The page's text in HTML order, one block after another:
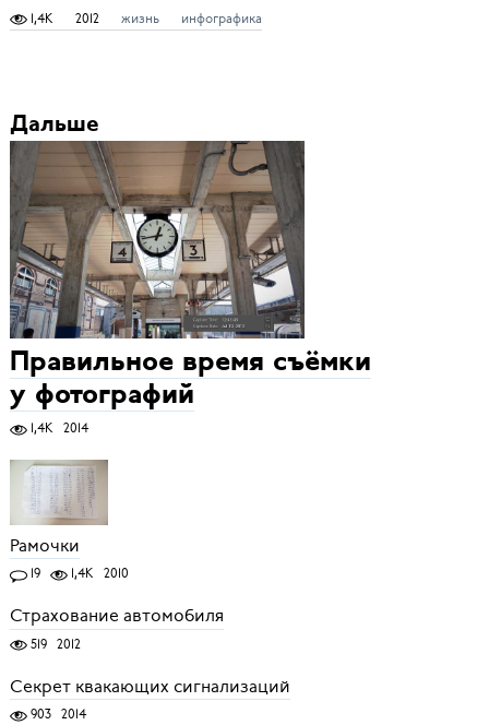
1,4K 2012 жизнь инфографика
Дальше
Правильное время съёмки
у фотографий
1,4K 2014
Рамочки
19 1,4K 2010
Страхование автомобиля
519 2012
Секрет квакающих сигнализаций
903 2014